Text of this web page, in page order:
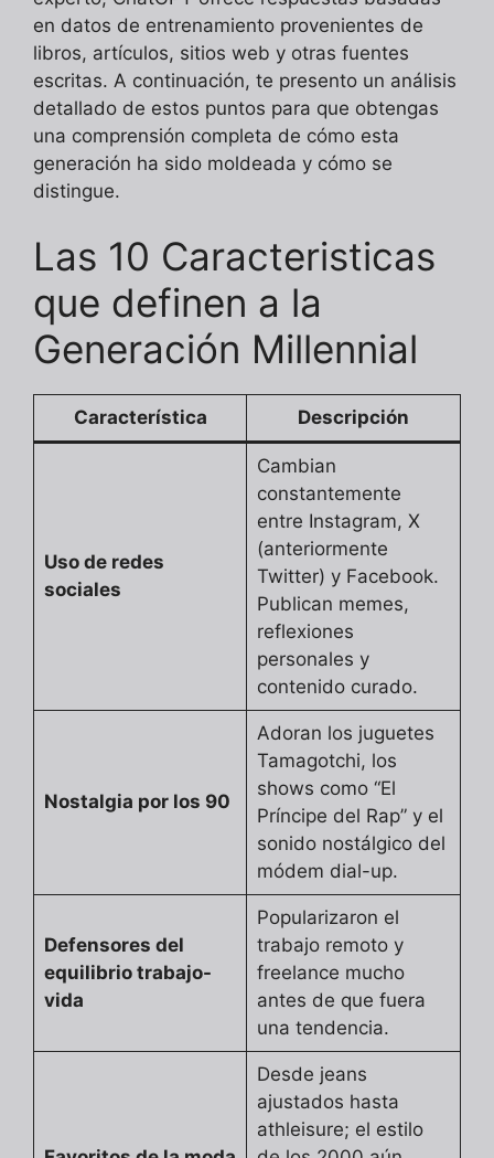
en datos de entrenamiento provenientes de
libros, artículos, sitios web y otras fuentes
escritas. A continuación, te presento un análisis
detallado de estos puntos para que obtengas
una comprensión completa de cómo esta
generación ha sido moldeada y cómo se
distingue.
Las 10 Caracteristicas
que definen a la
Generación Millennial
Característica Descripción
Uso de redes
sociales
Cambian
constantemente
entre Instagram, X
(anteriormente
Twitter) y Facebook.
Publican memes,
reflexiones
personales y
contenido curado.
Nostalgia por los 90
Adoran los juguetes
Tamagotchi, los
shows como “El
Príncipe del Rap” y el
sonido nostálgico del
módem dial-up.
Defensores del
equilibrio trabajo-
vida
Popularizaron el
trabajo remoto y
freelance mucho
antes de que fuera
una tendencia.
Desde jeans
ajustados hasta
athleisure; el estilo